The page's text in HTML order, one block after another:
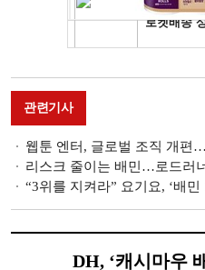
관련기사
웹툰 엔터, 글로벌 조직 개편
리스크 줄이는 배민…로드러
“3위를 지켜라” 요기요, ‘배
DH, ‘캐시마우